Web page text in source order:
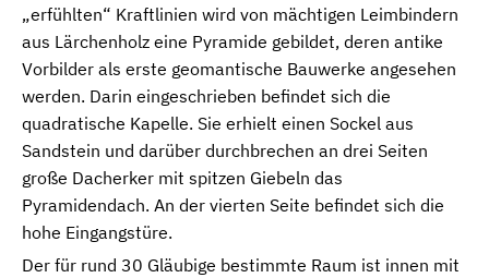
„erfühlten“ Kraftlinien wird von mächtigen Leimbindern
aus Lärchenholz eine Pyramide gebildet, deren antike
Vorbilder als erste geomantische Bauwerke angesehen
werden. Darin eingeschrieben befindet sich die
quadratische Kapelle. Sie erhielt einen Sockel aus
Sandstein und darüber durchbrechen an drei Seiten
große Dacherker mit spitzen Giebeln das
Pyramidendach. An der vierten Seite befindet sich die
hohe Eingangstüre.
Der für rund 30 Gläubige bestimmte Raum ist innen mit